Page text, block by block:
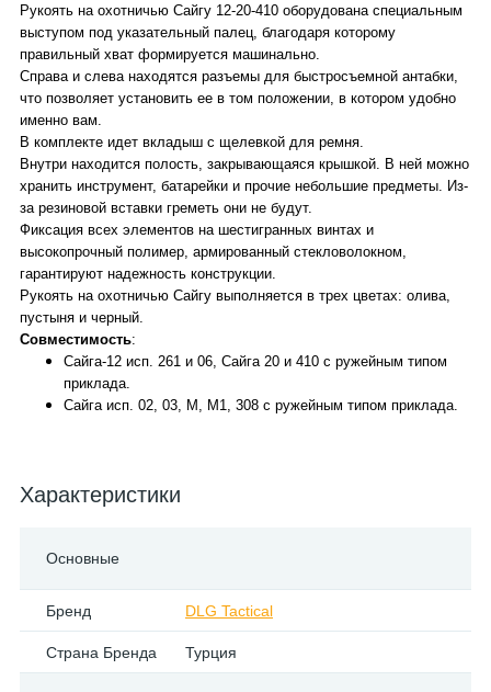
Рукоять на охотничью Сайгу 12-20-410 оборудована специальным
выступом под указательный палец, благодаря которому
правильный хват формируется машинально.
Справа и слева находятся разъемы для быстросъемной антабки,
что позволяет установить ее в том положении, в котором удобно
именно вам.
В комплекте идет вкладыш с щелевкой для ремня.
Внутри находится полость, закрывающаяся крышкой. В ней можно
хранить инструмент, батарейки и прочие небольшие предметы. Из-
за резиновой вставки греметь они не будут.
Фиксация всех элементов на шестигранных винтах и
высокопрочный полимер, армированный стекловолокном,
гарантируют надежность конструкции.
Рукоять на охотничью Сайгу выполняется в трех цветах: олива,
пустыня и черный.
Совместимость:
Сайга-12 исп. 261 и 06, Сайга 20 и 410 с ружейным типом
приклада.
Сайга исп. 02, 03, М, М1, 308 с ружейным типом приклада.
Характеристики
Основные
Бренд DLG Tactical
Страна Бренда Турция